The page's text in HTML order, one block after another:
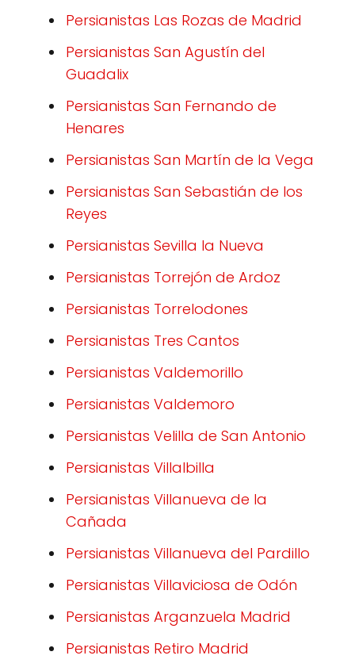
Persianistas Las Rozas de Madrid
Persianistas San Agustín del
Guadalix
Persianistas San Fernando de
Henares
Persianistas San Martín de la Vega
Persianistas San Sebastián de los
Reyes
Persianistas Sevilla la Nueva
Persianistas Torrejón de Ardoz
Persianistas Torrelodones
Persianistas Tres Cantos
Persianistas Valdemorillo
Persianistas Valdemoro
Persianistas Velilla de San Antonio
Persianistas Villalbilla
Persianistas Villanueva de la
Cañada
Persianistas Villanueva del Pardillo
Persianistas Villaviciosa de Odón
Persianistas Arganzuela Madrid
Persianistas Retiro Madrid